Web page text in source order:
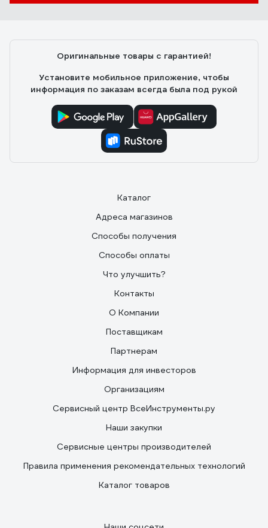
Оригинальные товары с гарантией!
Установите мобильное приложение, чтобы
информация по заказам всегда была под рукой
Каталог
Адреса магазинов
Способы получения
Способы оплаты
Что улучшить?
Контакты
О Компании
Поставщикам
Партнерам
Информация для инвесторов
Организациям
Сервисный центр ВсеИнструменты.ру
Наши закупки
Сервисные центры производителей
Правила применения рекомендательных технологий
Каталог товаров